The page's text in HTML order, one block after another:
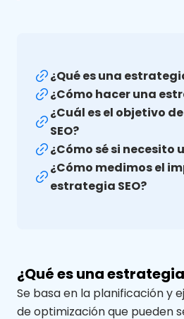
¿Qué es una
¿Cómo hacer una
¿Cuál es el objetivo
SEO?
¿Cómo sé si necesito
¿Cómo medimos el
estrategia SEO?
¿Qué es una estrategia
Se basaen la planificación y
de optimización que pueden